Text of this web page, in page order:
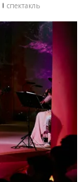
спектакль